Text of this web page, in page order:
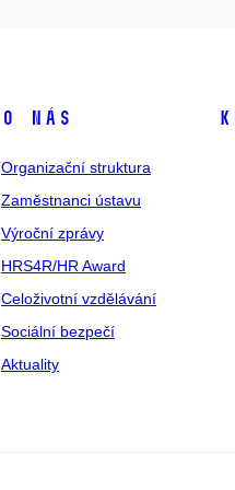
O nás
Organizační struktura
Zaměstnanci ústavu
Výroční zprávy
HRS4R/HR Award
Celoživotní vzdělávání
Sociální bezpečí
Aktuality